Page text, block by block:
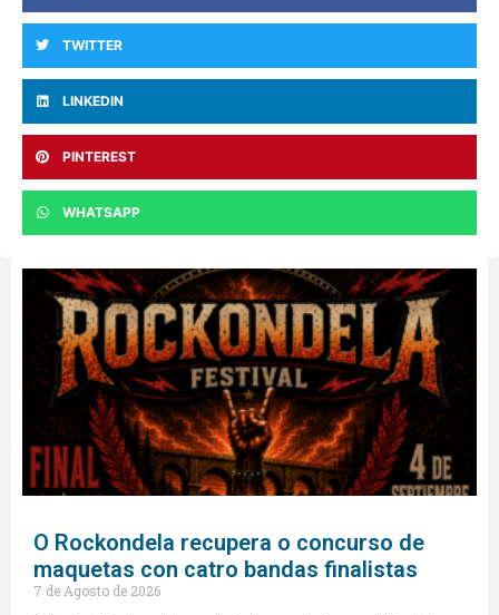
TWITTER
LINKEDIN
PINTEREST
WHATSAPP
O Rockondela recupera o concurso de
maquetas con catro bandas finalistas
7 de Agosto de 2026